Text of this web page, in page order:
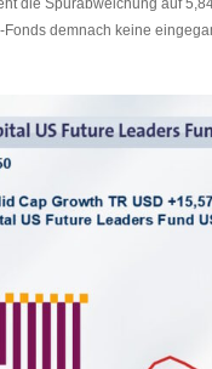
die Spurabweichung auf
demnach keine